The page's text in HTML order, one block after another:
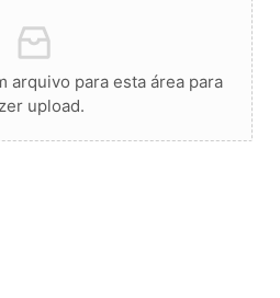
arquivo para esta área para
upload.